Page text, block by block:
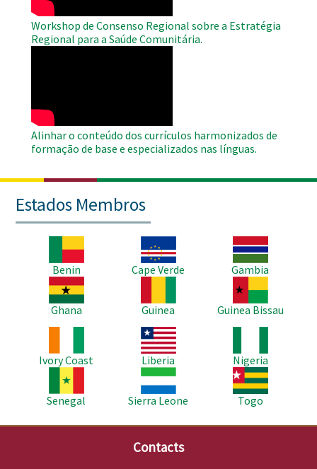
Workshop de Consenso Regional sobre a Estratégia
Regional para a Saúde Comunitária.
Alinhar o conteúdo dos currículos harmonizados de
formação de base e especializados nas línguas.
Estados Membros
Benin
Imagem
Cape Verde
Imagem
Gambia
Imagem
Ghana
Guinea
Imagem
Guinea Bissau
Ivory Coast
Imagem
Liberia
Nigeria
Imagem
Senegal
Imagem
Sierra Leone
Imagem
Togo
Contacts